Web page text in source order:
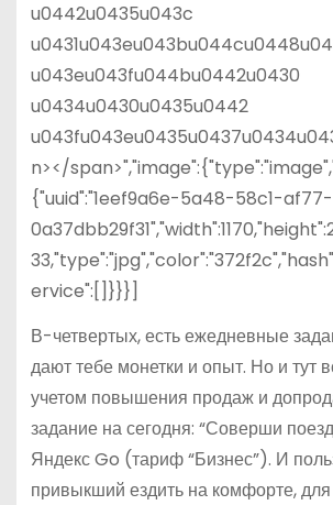
u0442u0435u043c
u043eu043fu044bu0442u0430
u0434u0430u0435u0442
n></
{"uuid":"1eef9a6e-5a48-58c1-af77-
ervice":[]}}}]
В-четвертых, есть ежедневные
дают тебе монетки и опыт. Но и тут
учетом повышения продаж и
задание на сегодня: “Соверши
Яндекс Go (тариф “Бизнес”). И
привыкший ездить на комфорте, для